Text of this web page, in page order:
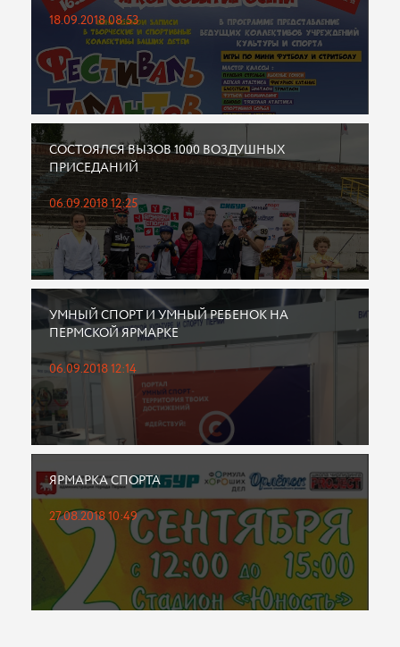
18.09.2018 08:53
СОСТОЯЛСЯ ВЫЗОВ 1000 ВОЗДУШНЫХ
ПРИСЕДАНИЙ
06.09.2018 12:25
УМНЫЙ СПОРТ И УМНЫЙ РЕБЕНОК НА
ПЕРМСКОЙ ЯРМАРКЕ
06.09.2018 12:14
ЯРМАРКА СПОРТА
27.08.2018 10:49